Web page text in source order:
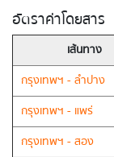
อัตราค่าโดยสาร
เส้นทาง
กรุงเทพฯ - ลำปาง
กรุงเทพฯ - แพร่
กรุงเทพฯ - สอง